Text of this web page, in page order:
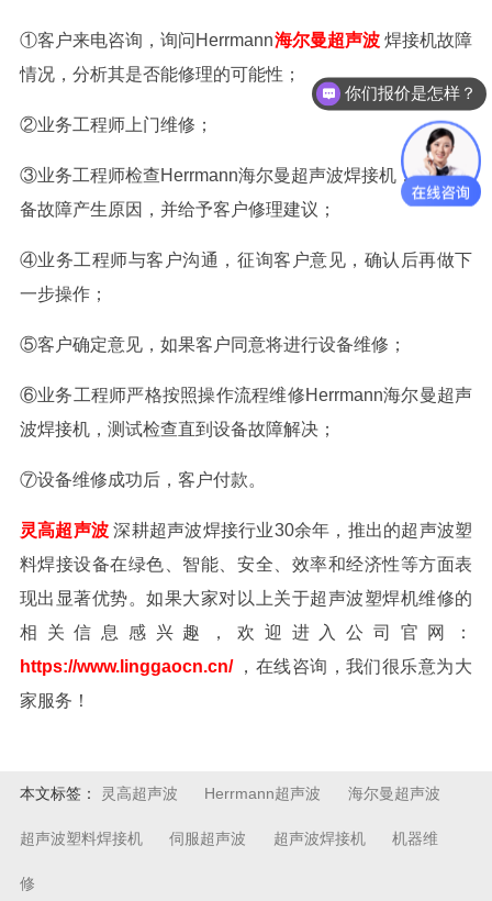
①客户来电咨询，询问 Herrmann海尔曼超声波 焊接机故障
情况，分析其是否能修理的可能性；
②业务工程师上门维修；
③业务工程师检查Herrmann海尔曼超声波焊接机 ， 分析设
备故障产生原因，并给予客户修理建议；
④业务工程师与客户沟通，征询客户意见，确认后再做下
一步操作；
⑤客户确定意见，如果客户同意将进行设备维修；
⑥业务工程师严格按照操作流程维修Herrmann海尔曼超声
波焊接机，测试检查直到设备故障解决；
⑦设备维修成功后，客户付款。
灵高超声波 深耕超声波焊接行业30余年，推出的超声波塑
料焊接设备在绿色、智能、安全、效率和经济性等方面表
现出显著优势。如果大家对以上关于超声波塑焊机维修的
相关信息感兴趣，欢迎进入公司官网：
https://www.linggaocn.cn/ ，在线咨询，我们很乐意为大
家服务！
本文标签： 灵高超声波 Herrmann超声波 海尔曼超声波
超声波塑料焊接机 伺服超声波 超声波焊接机 机器维
修
可以做代理 / 经销商吗？